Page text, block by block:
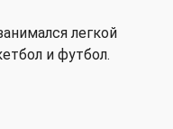
легкой
и футбол.